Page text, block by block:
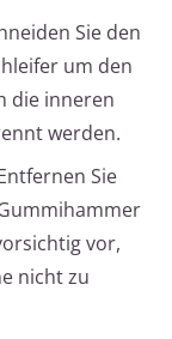
Sie den
um den
die inneren
werden.
Sie
vor,
nicht zu